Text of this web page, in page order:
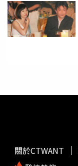
關於CTWANT